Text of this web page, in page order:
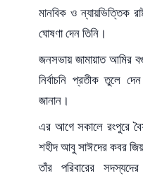
মানবিক ও ন্যায়ভিত্তিক
ঘোষণা দেন তিনি।
জনসভায় জামায়াত আমির
নির্বাচনি প্রতীক তুলে
জানান।
এর আগে সকালে রংপুরে
শহীদ আবু সাঈদের কবর
তাঁর পরিবারের